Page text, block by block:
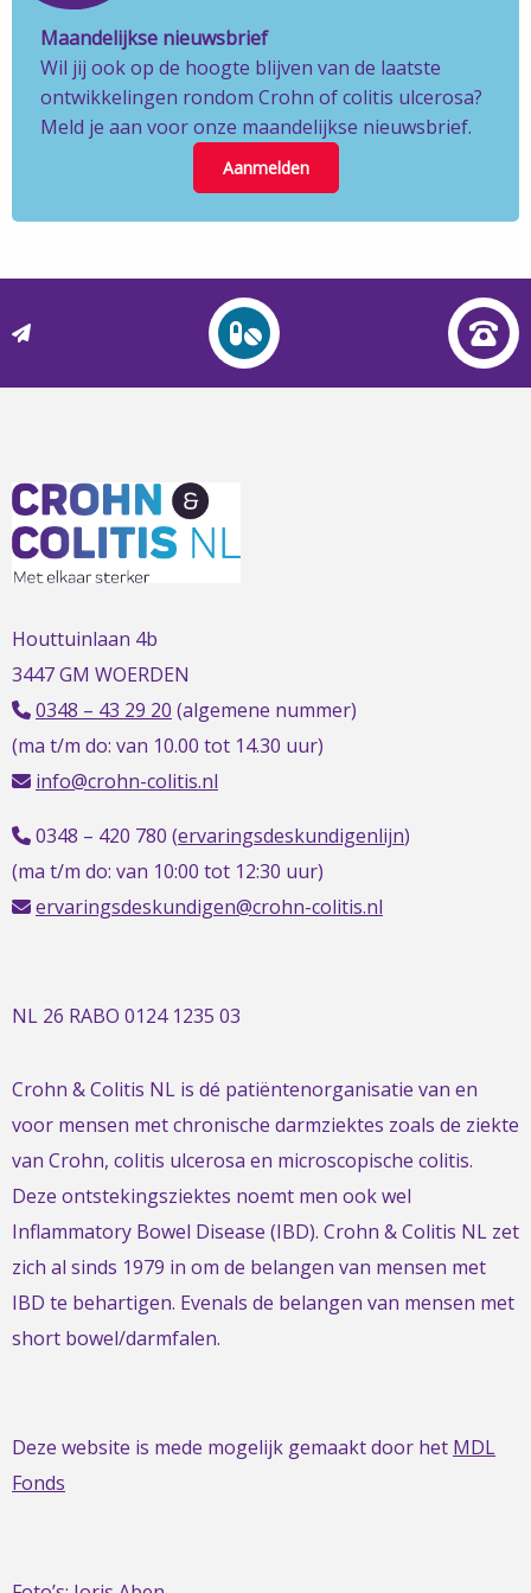
Maandelijkse nieuwsbrief
Wil jij ook op de hoogte blijven van de laatste
ontwikkelingen rondom Crohn of colitis ulcerosa?
Meld je aan voor onze maandelijkse nieuwsbrief.
Aanmelden
Houttuinlaan 4b
3447 GM WOERDEN
0348 – 43 29 20 (algemene nummer)
(ma t/m do: van 10.00 tot 14.30 uur)
info@crohn-colitis.nl
0348 – 420 780 (ervaringsdeskundigenlijn)
(ma t/m do: van 10:00 tot 12:30 uur)
ervaringsdeskundigen@crohn-colitis.nl
NL 26 RABO 0124 1235 03
Crohn & Colitis NL is dé patiëntenorganisatie van en
voor mensen met chronische darmziektes zoals de ziekte
van Crohn, colitis ulcerosa en microscopische colitis.
Deze ontstekingsziektes noemt men ook wel
Inflammatory Bowel Disease (IBD). Crohn & Colitis NL zet
zich al sinds 1979 in om de belangen van mensen met
IBD te behartigen. Evenals de belangen van mensen met
short bowel/darmfalen.
Deze website is mede mogelijk gemaakt door het MDL
Fonds